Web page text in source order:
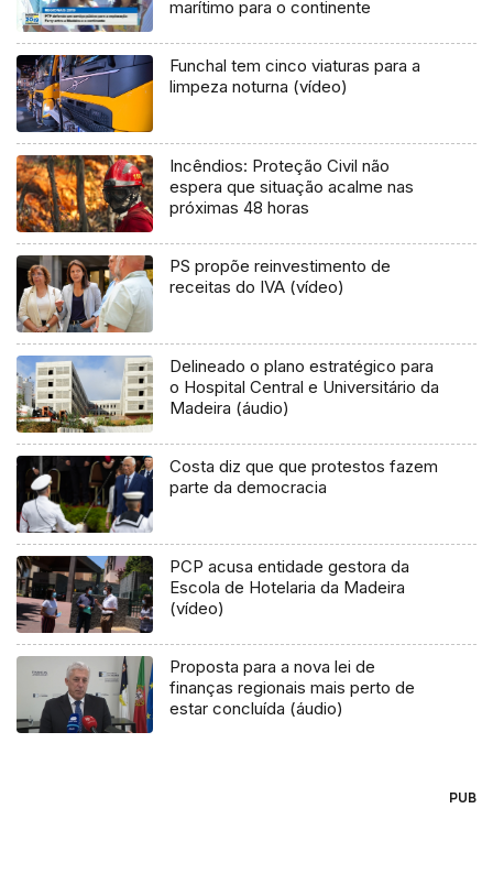
marítimo para o continente
Funchal tem cinco viaturas para a
limpeza noturna (vídeo)
Incêndios: Proteção Civil não
espera que situação acalme nas
próximas 48 horas
PS propõe reinvestimento de
receitas do IVA (vídeo)
Delineado o plano estratégico para
o Hospital Central e Universitário da
Madeira (áudio)
Costa diz que que protestos fazem
parte da democracia
PCP acusa entidade gestora da
Escola de Hotelaria da Madeira
(vídeo)
Proposta para a nova lei de
finanças regionais mais perto de
estar concluída (áudio)
PUB